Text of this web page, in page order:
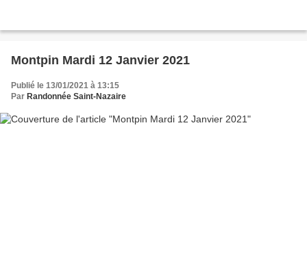
Montpin Mardi 12 Janvier 2021
Publié le 13/01/2021 à 13:15
Par Randonnée Saint-Nazaire